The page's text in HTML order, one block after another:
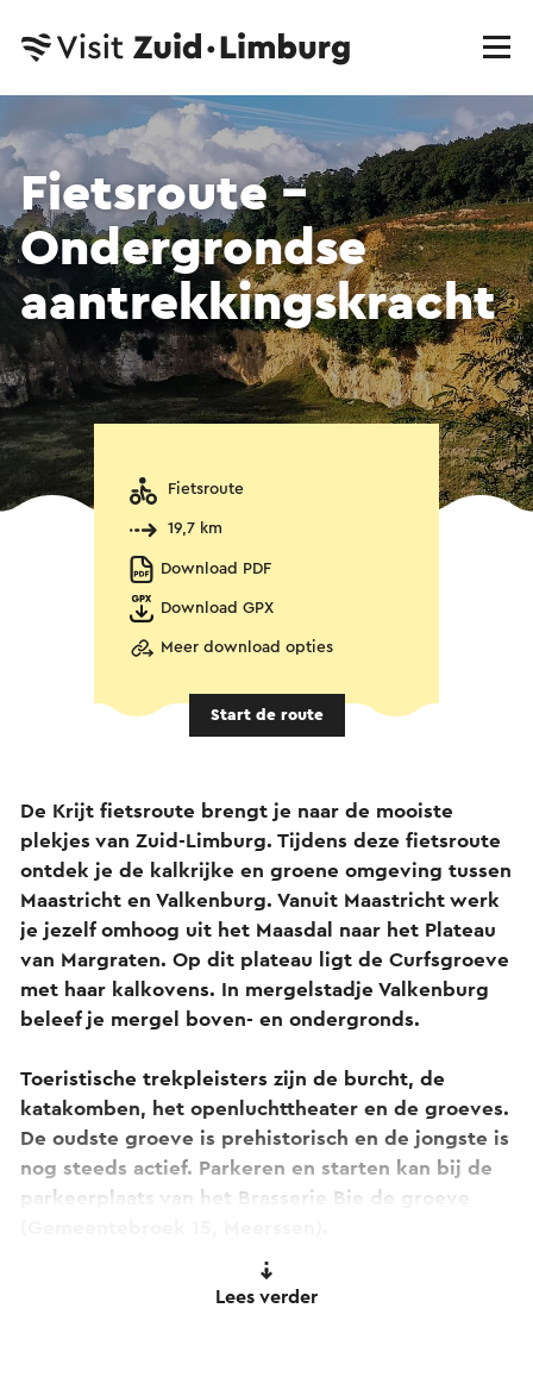
Fietsroute -
Ondergrondse
aantrekkingskracht
Fietsroute
19,7 km
Download PDF
Download GPX
Meer download opties
Start de route
De Krijt fietsroute brengt je naar de mooiste
plekjes van Zuid-Limburg. Tijdens deze fietsroute
ontdek je de kalkrijke en groene omgeving tussen
Maastricht en Valkenburg. Vanuit Maastricht werk
je jezelf omhoog uit het Maasdal naar het Plateau
van Margraten. Op dit plateau ligt de Curfsgroeve
met haar kalkovens. In mergelstadje Valkenburg
beleef je mergel boven- en ondergronds.
Toeristische trekpleisters zijn de burcht, de
katakomben, het openluchttheater en de groeves.
De oudste groeve is prehistorisch en de jongste is
nog steeds actief. Parkeren en starten kan bij de
parkeerplaats van het Brasserie Bie de groeve
Krijt is het overkoepelende thema van de
Lees verder